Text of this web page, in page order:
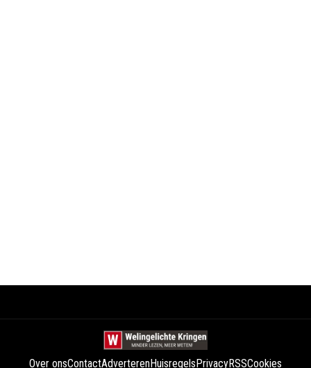
Over onsContactAdverterenHuisregelsPrivacyRSSCookies